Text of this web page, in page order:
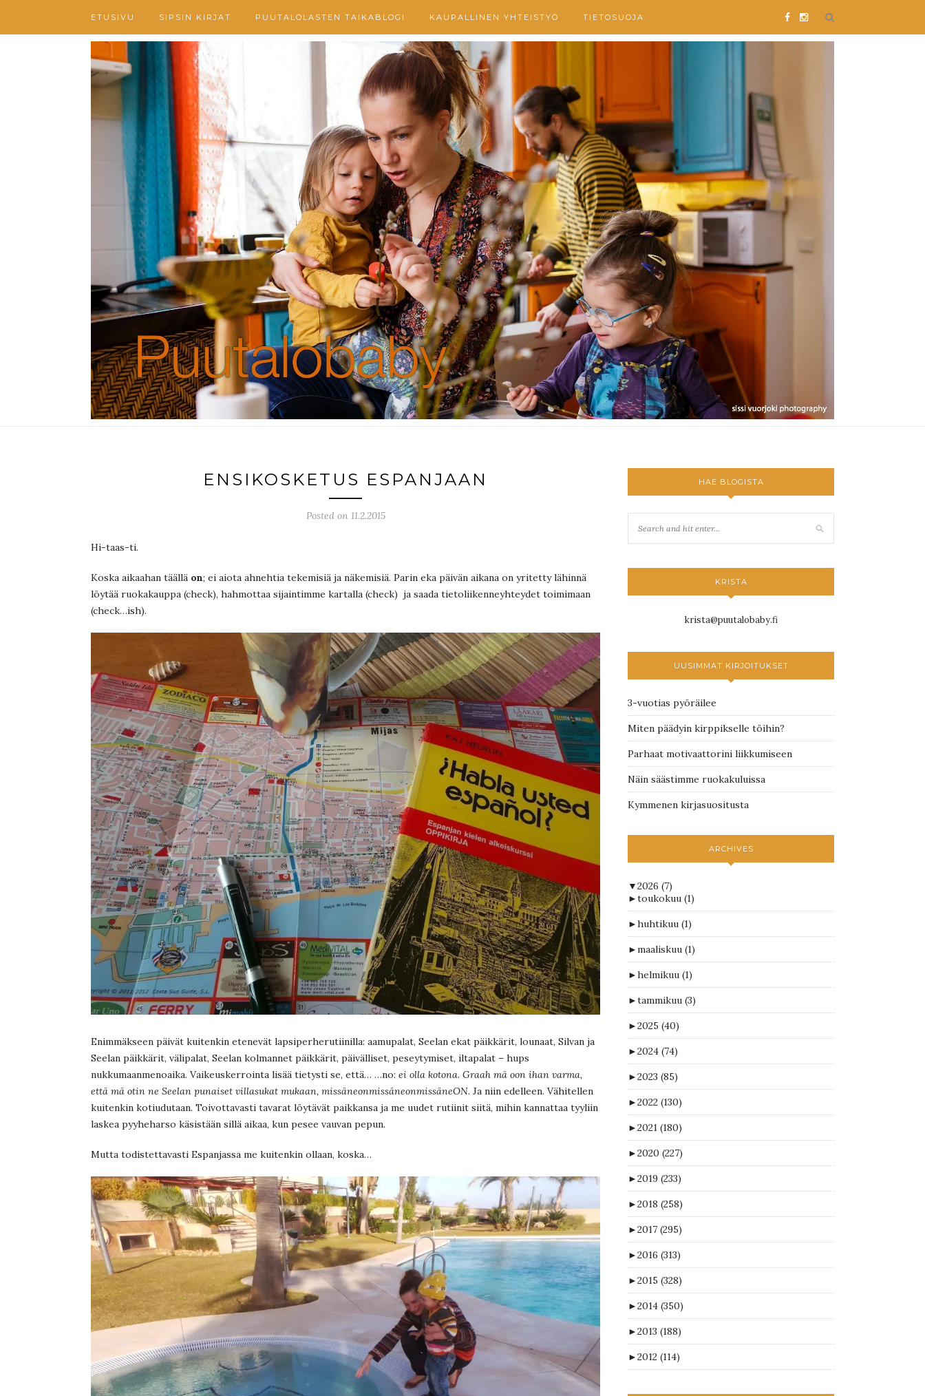
ETUSIVU SIPSIN KIRJAT PUUTALOLASTEN TAIKABLOGI KAUPALLINEN YHTEISTYÖ TIETOSUOJA
ENSIKOSKETUS ESPANJAAN
Posted on 11.2.2015
Hi-taas-ti.
Koska aikaahan täällä on; ei aiota ahnehtia tekemisiä ja näkemisiä. Parin eka päivän aikana on yritetty lähinnä
löytää ruokakauppa (check), hahmottaa sijaintimme kartalla (check) ja saada tietoliikenneyhteydet toimimaan
(check…ish).
Enimmäkseen päivät kuitenkin etenevät lapsiperherutiinilla: aamupalat, Seelan ekat päikkärit, lounaat, Silvan ja
Seelan päikkärit, välipalat, Seelan kolmannet päikkärit, päivälliset, peseytymiset, iltapalat – hups
nukkumaanmenoaika. Vaikeuskerrointa lisää tietysti se, että… …no: ei olla kotona. Graah mä oon ihan varma,
että mä otin ne Seelan punaiset villasukat mukaan, missäneonmissäneonmissäneON. Ja niin edelleen. Vähitellen
kuitenkin kotiudutaan. Toivottavasti tavarat löytävät paikkansa ja me uudet rutiinit siitä, mihin kannattaa tyyliin
laskea pyyheharso käsistään sillä aikaa, kun pesee vauvan pepun.
Mutta todistettavasti Espanjassa me kuitenkin ollaan, koska…
HAE BLOGISTA
KRISTA
krista@puutalobaby.fi
UUSIMMAT KIRJOITUKSET
3-vuotias pyöräilee
Miten päädyin kirppikselle töihin?
Parhaat motivaattorini liikkumiseen
Näin säästimme ruokakuluissa
Kymmenen kirjasuositusta
ARCHIVES
▼2026 (7)
►toukokuu (1)
►huhtikuu (1)
►maaliskuu (1)
►helmikuu (1)
►tammikuu (3)
►2025 (40)
►2024 (74)
►2023 (85)
►2022 (130)
►2021 (180)
►2020 (227)
►2019 (233)
►2018 (258)
►2017 (295)
►2016 (313)
►2015 (328)
►2014 (350)
►2013 (188)
►2012 (114)